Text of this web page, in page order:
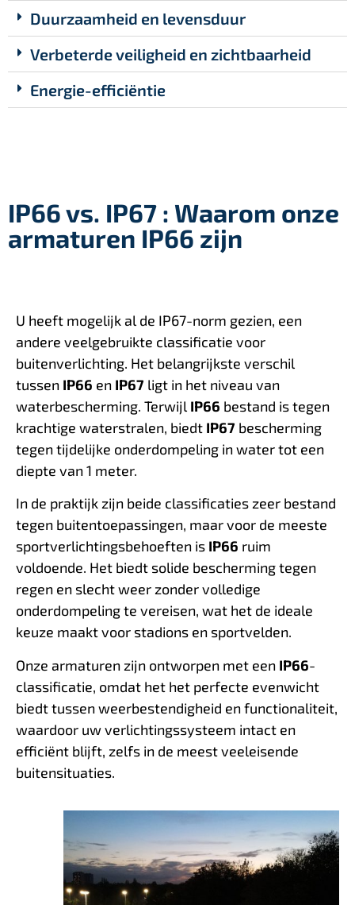
Duurzaamheid en levensduur
Verbeterde veiligheid en zichtbaarheid
Energie-efficiëntie
IP66 vs. IP67 : Waarom onze
armaturen IP66 zijn
U heeft mogelijk al de IP67-norm gezien, een
andere veelgebruikte classificatie voor
buitenverlichting. Het belangrijkste verschil
tussen IP66 en IP67 ligt in het niveau van
waterbescherming. Terwijl IP66 bestand is tegen
krachtige waterstralen, biedt IP67 bescherming
tegen tijdelijke onderdompeling in water tot een
diepte van 1 meter.
In de praktijk zijn beide classificaties zeer bestand
tegen buitentoepassingen, maar voor de meeste
sportverlichtingsbehoeften is IP66 ruim
voldoende. Het biedt solide bescherming tegen
regen en slecht weer zonder volledige
onderdompeling te vereisen, wat het de ideale
keuze maakt voor stadions en sportvelden.
Onze armaturen zijn ontworpen met een IP66-
classificatie, omdat het het perfecte evenwicht
biedt tussen weerbestendigheid en functionaliteit,
waardoor uw verlichtingssysteem intact en
efficiënt blijft, zelfs in de meest veeleisende
buitensituaties.